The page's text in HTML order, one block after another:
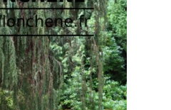
la
page
du
produit